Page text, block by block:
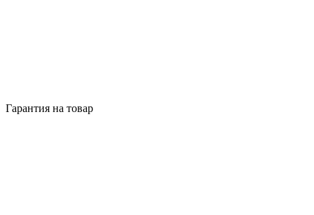
Гарантия на товар